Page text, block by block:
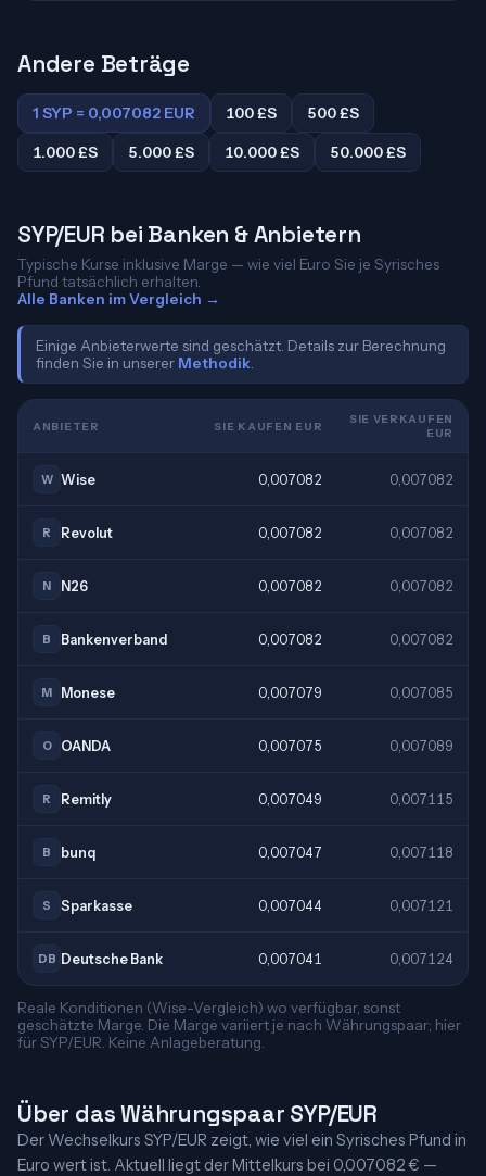
Andere Beträge
1 SYP = 0,007082 EUR 100 £S
500 £S
1.000 £S
5.000 £S 10.000 £S 50.000 £S
SYP/EUR bei Banken & Anbietern
Typische Kurse inklusive Marge — wie viel Euro Sie je Syrisches
Pfund tatsächlich erhalten.
Alle Banken im Vergleich →
Einige Anbieterwerte sind geschätzt. Details zur Berechnung
finden Sie in unserer Methodik
ANBIETER SIE KAUFEN EUR
SIE VERKAUFEN
EUR
W Wise 0,007082 0,007082
R Revolut 0,007082 0,007082
N N26 0,007082 0,007082
B Bankenverband 0,007082 0,007082
M Monese 0,007079 0,007085
O OANDA 0,007075 0,007089
R Remitly 0,007049 0,007115
B bunq 0,007047 0,007118
S Sparkasse 0,007044 0,007121
DB Deutsche Bank 0,007041 0,007124
Reale Konditionen (Wise-Vergleich) wo verfügbar, sonst
geschätzte Marge. Die Marge variiert je nach Währungspaar; hier
für SYP/EUR. Keine Anlageberatung.
Über das Währungspaar SYP/EUR
Der Wechselkurs SYP/EUR zeigt, wie viel ein Syrisches Pfund in
Euro wert ist. Aktuell liegt der Mittelkurs bei 0,007082 € —